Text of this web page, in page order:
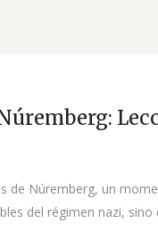
de Núremberg, un
del régimen nazi,